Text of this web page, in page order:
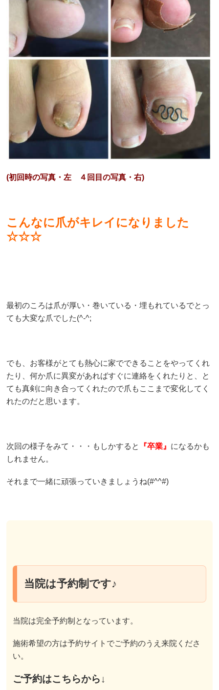
(初回時の写真・左 ４回目の写真・右)
こんなに爪がキレイになりました
☆☆☆
最初のころは爪が厚い・巻いている・埋もれているでとっ
ても大変な爪でした(^-^;
でも、お客様がとても熱心に家でできることをやってくれ
たり、何か爪に異変があればすぐに連絡をくれたりと、と
ても真剣に向き合ってくれたので爪もここまで変化してく
れたのだと思います。
次回の様子をみて・・・もしかすると 『卒業』 になるかも
しれません。
それまで一緒に頑張っていきましょうね(#^^#)
当院は予約制です♪
当院は完全予約制となっています。
施術希望の方は予約サイトでご予約のうえ来院くださ
い。
ご予約はこちらから↓